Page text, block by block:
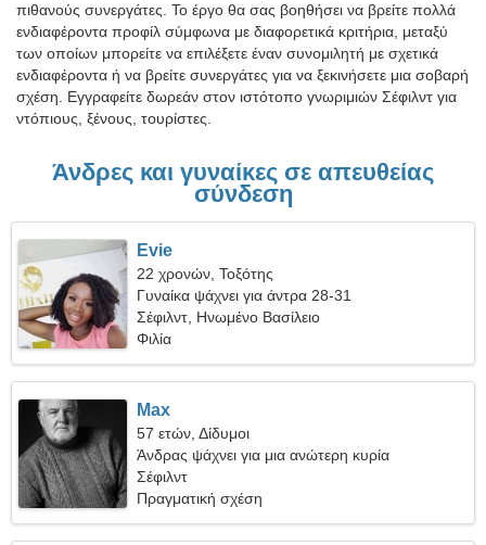
πιθανούς συνεργάτες. Το έργο θα σας βοηθήσει να βρείτε πολλά
ενδιαφέροντα προφίλ σύμφωνα με διαφορετικά κριτήρια, μεταξύ
των οποίων μπορείτε να επιλέξετε έναν συνομιλητή με σχετικά
ενδιαφέροντα ή να βρείτε συνεργάτες για να ξεκινήσετε μια σοβαρή
σχέση. Εγγραφείτε δωρεάν στον ιστότοπο γνωριμιών Σέφιλντ για
ντόπιους, ξένους, τουρίστες.
Άνδρες και γυναίκες σε απευθείας
σύνδεση
Evie
22 χρονών, Τοξότης
Γυναίκα ψάχνει για άντρα 28-31
Σέφιλντ, Ηνωμένο Βασίλειο
Φιλία
Max
57 ετών, Δίδυμοι
Άνδρας ψάχνει για μια ανώτερη κυρία
Σέφιλντ
Πραγματική σχέση